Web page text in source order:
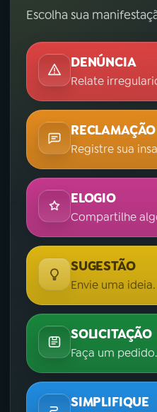
Escolha sua
DENÚNCIA
Relate
RECLAMAÇÃO
Registre sua
ELOGIO
Compartilhe
SUGESTÃO
Envie uma ideia.
SOLICITAÇÃO
Faça um pedido.
SIMPLIFIQUE